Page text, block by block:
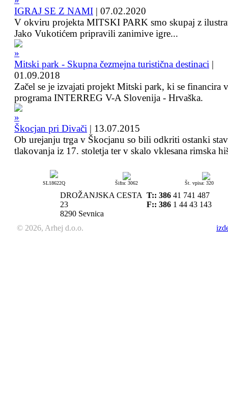
IGRAJ SE Z NAMI | 07.02.2020
V okviru projekta MITSKI PARK smo skupaj z
Jako Vukotićem pripravili zanimive igre...
Mitski park - Skupna čezmejna turistična destinaci |
01.09.2018
Začel se je izvajati projekt Mitski park, ki se financira
programa INTERREG V-A Slovenija - Hrvaška.
Škocjan pri Divači | 13.07.2015
Ob urejanju trga v Škocjanu so bili odkriti ostanki
tlakovanja iz 17. stoletja ter v skalo vklesana rimska
SL18622Q Šifra: 3062 Št. vpisa: 320
DROŽANJSKA CESTA
23
8290 Sevnica
T:: 386 41 741 487
F:: 386 1 44 43 143
© 2026, Arhej d.o.o.